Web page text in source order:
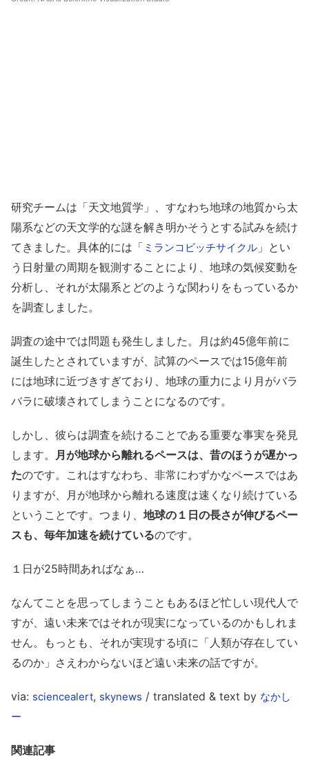
研究チームは「天文地質学」、すなわち地球の地質から太
陽系などの天文学的な謎を解き明かそうとする試みを続け
てきました。具体的には「 ミランコビッチサイクル 」とい
う日射量の周期を観測することにより、地球の気候変動を
分析し、それが太陽系とどのような関わりをもっているか
を調査しました。
調査の途中では問題も発生しました。月は約45億年前に
誕生したとされていますが、試算のペースでは15億年前
には地球に近づきすぎており、地球の重力により月がバラ
バラに破壊されてしまうことになるのです。
しかし、彼らは調査を続けることである重要な事実を発見
します。 月が地球から離れるペースは、昔のほうが遅かっ
たのです。これはすなわち、非常にわずかなペースではあ
りますが、月が地球から離れる速度は速くなり続けている
ということです。つまり、 地球の１日の長さが伸びるペー
スも、毎年加速を続けているのです。
１日が25時間あればなぁ…
なんてことを思ってしまうこともあるほど忙しい現代人で
すが、遠い未来ではそれが現実になっているのかもしれま
せん。もっとも、それが実現する頃に「人類が存在してい
るのか」さえわからないほど遠い未来の話ですが。
via: sciencealert, skynews / translated & text by なかし
ー
関連記事